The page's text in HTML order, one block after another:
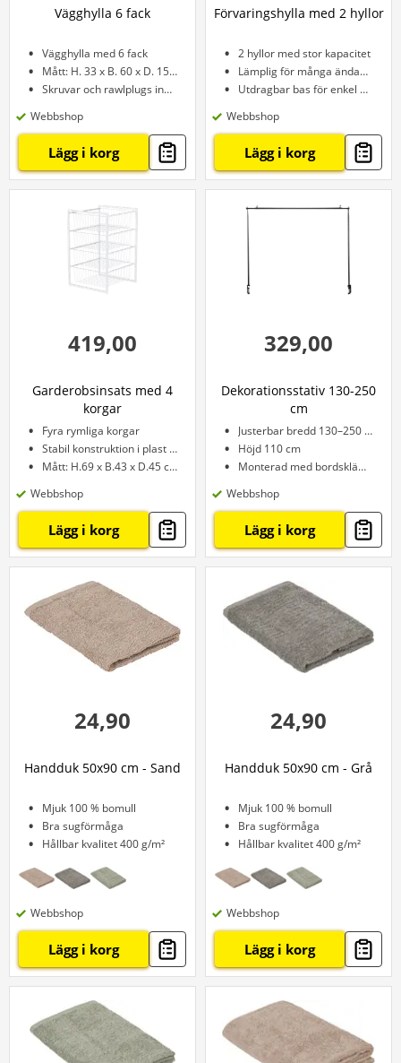
Vägghylla 6 fack
Vägghylla med 6 fack
Mått: H. 33 x B. 60 x D. 15 cm
Skruvar och rawlplugs ingår
Webbshop
Lägg i korg
Förvaringshylla med 2 hyllor
2 hyllor med stor kapacitet
Lämplig för många ändamål
Utdragbar bas för enkel åtkomst
Webbshop
Lägg i korg
419,00
Garderobsinsats med 4
korgar
Fyra rymliga korgar
Stabil konstruktion i plast och stål
Mått: H.69 x B.43 x D.45 cm
Webbshop
Lägg i korg
329,00
Dekorationsstativ 130-250
cm
Justerbar bredd 130–250 cm
Höjd 110 cm
Monterad med bordsklämmor
Webbshop
Lägg i korg
24,90
Handduk 50x90 cm - Sand
Mjuk 100 % bomull
Bra sugförmåga
Hållbar kvalitet 400 g/m²
Webbshop
Lägg i korg
24,90
Handduk 50x90 cm - Grå
Mjuk 100 % bomull
Bra sugförmåga
Hållbar kvalitet 400 g/m²
Webbshop
Lägg i korg